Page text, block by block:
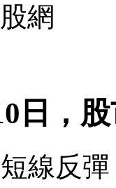
網
日，
線反